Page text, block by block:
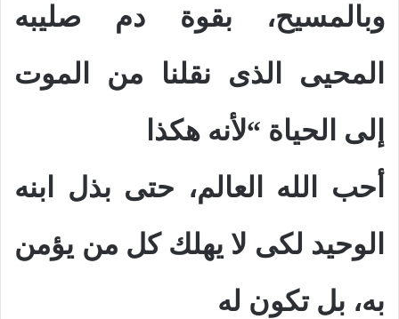
وبالمسيح، بقوة دم صليبه
المحيى الذى نقلنا من الموت
إلى الحياة “لأنه هكذا
أحب الله العالم، حتى بذل ابنه
الوحيد لكى لا يهلك كل من يؤمن
به، بل تكون له